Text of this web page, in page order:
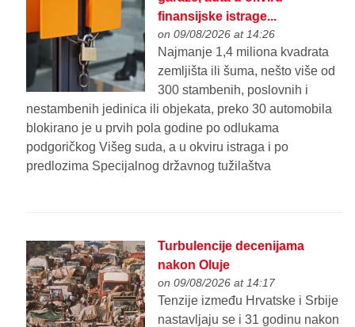
finansijske istrage...
on 09/08/2026 at 14:26
Najmanje 1,4 miliona kvadrata
zemljišta ili šuma, nešto više od
300 stambenih, poslovnih i
nestambenih jedinica ili objekata, preko 30 automobila
blokirano je u prvih pola godine po odlukama
podgoričkog Višeg suda, a u okviru istraga i po
predlozima Specijalnog državnog tužilaštva
Turbulencije decenijama
nakon Oluje
on 09/08/2026 at 14:17
Tenzije između Hrvatske i Srbije
nastavljaju se i 31 godinu nakon